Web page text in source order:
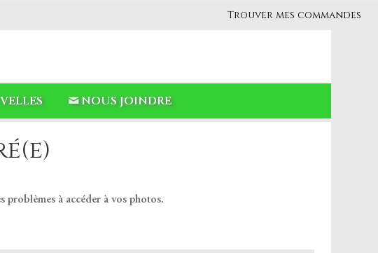
Trouver mes commandes
NOUS JOINDRE
problèmes à accéder à vos photos.